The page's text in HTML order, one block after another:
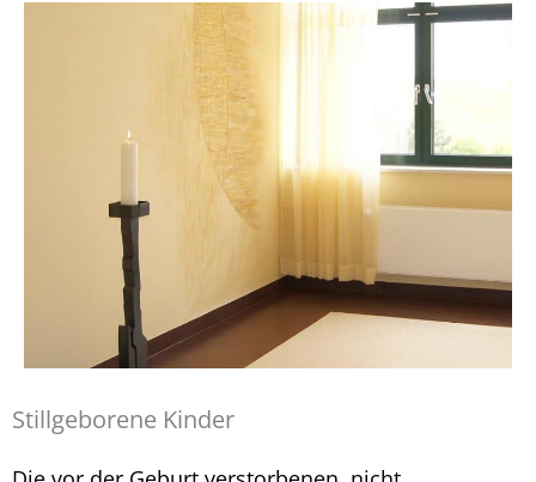
Stillgeborene Kinder